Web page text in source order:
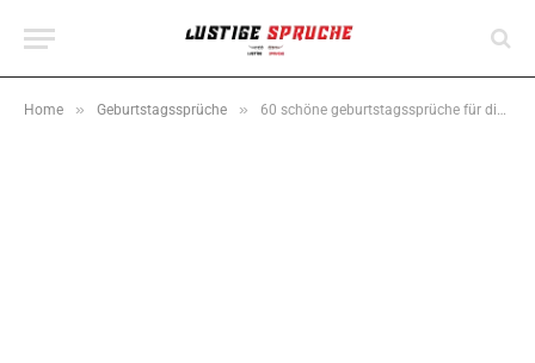
Home » Geburtstagssprüche » 60 schöne geburtstagssprüche für die oma